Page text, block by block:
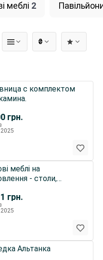
меблі 2
₴
грн.
с комплектом
грн.
меблі на
- столи,
Альтанка